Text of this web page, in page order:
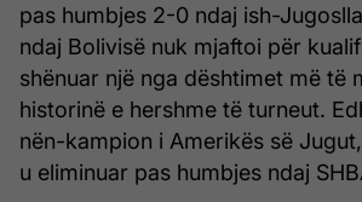
pas humbjes 2-0 ndaj ish-
ndaj Bolivisë nuk mjaftoi për
shënuar një nga dështimet më të
historinë e hershme të turneut.
nën-kampion i Amerikës së
u eliminuar pas humbjes ndaj